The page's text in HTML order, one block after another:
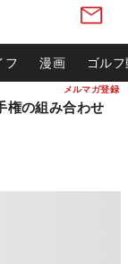
メルマガ登録
フ 漫画 ゴル
の組み合わせ